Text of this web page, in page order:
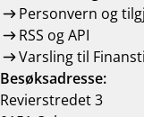
Personvern og
RSS og API
Varsling til
Besøksadresse:
Revierstredet 3